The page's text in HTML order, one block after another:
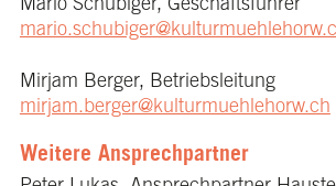
Mario Schubiger, Geschäftsführer
Mirjam Berger, Betriebsleitung
mirjam.berger@kulturmuehlehorw.ch
Weitere Ansprechpartner